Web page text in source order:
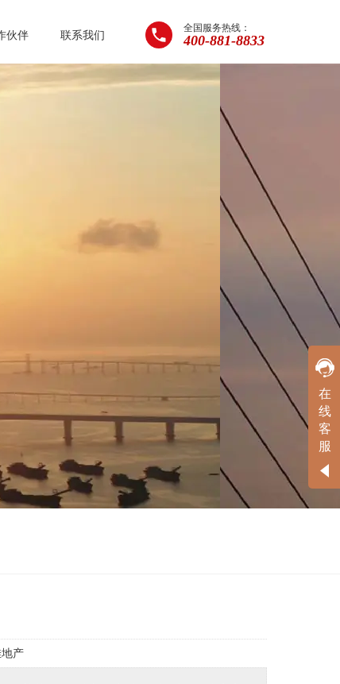
全国服务热线：
400-881-8833
在
线
客
服
在线客服
工作时间
周一至周六9:00-18:00
联系方式
全国服务热线：400-881-8833
伙伴 联系我们
产